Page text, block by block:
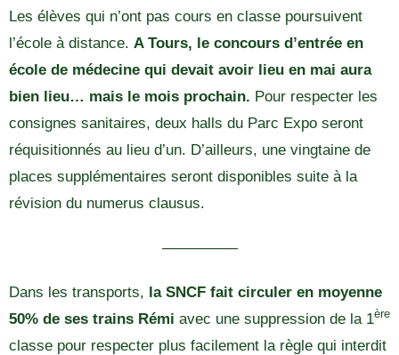
Les élèves qui n’ont pas cours en classe poursuivent
l’école à distance. A Tours, le concours d’entrée en
école de médecine qui devait avoir lieu en mai aura
bien lieu… mais le mois prochain. Pour respecter les
consignes sanitaires, deux halls du Parc Expo seront
réquisitionnés au lieu d’un. D’ailleurs, une vingtaine de
places supplémentaires seront disponibles suite à la
révision du numerus clausus.
—————
Dans les transports, la SNCF fait circuler en moyenne
50% de ses trains Rémi avec une suppression de la 1ère
classe pour respecter plus facilement la règle qui interdit